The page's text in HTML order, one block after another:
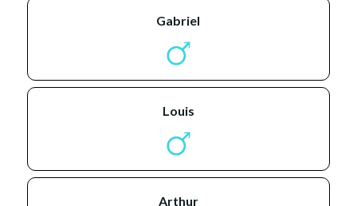
gabriel
louis
arthur